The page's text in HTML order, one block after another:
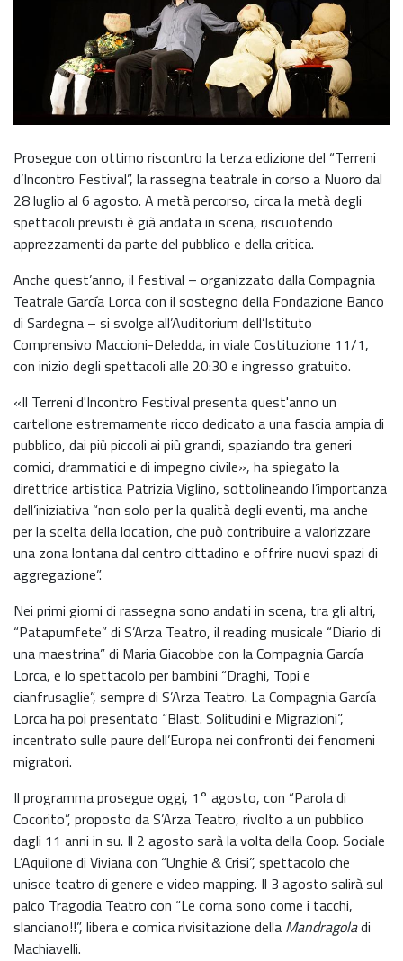
Prosegue con ottimo riscontro la terza edizione del “Terreni
d’Incontro Festival”, la rassegna teatrale in corso a Nuoro dal
28 luglio al 6 agosto. A metà percorso, circa la metà degli
spettacoli previsti è già andata in scena, riscuotendo
apprezzamenti da parte del pubblico e della critica.
Anche quest’anno, il festival – organizzato dalla Compagnia
Teatrale García Lorca con il sostegno della Fondazione Banco
di Sardegna – si svolge all’Auditorium dell’Istituto
Comprensivo Maccioni-Deledda, in viale Costituzione 11/1,
con inizio degli spettacoli alle 20:30 e ingresso gratuito.
«Il Terreni d'Incontro Festival presenta quest'anno un
cartellone estremamente ricco dedicato a una fascia ampia di
pubblico, dai più piccoli ai più grandi, spaziando tra generi
comici, drammatici e di impegno civile», ha spiegato la
direttrice artistica Patrizia Viglino, sottolineando l’importanza
dell’iniziativa “non solo per la qualità degli eventi, ma anche
per la scelta della location, che può contribuire a valorizzare
una zona lontana dal centro cittadino e offrire nuovi spazi di
aggregazione”.
Nei primi giorni di rassegna sono andati in scena, tra gli altri,
“Patapumfete” di S’Arza Teatro, il reading musicale “Diario di
una maestrina” di Maria Giacobbe con la Compagnia García
Lorca, e lo spettacolo per bambini “Draghi, Topi e
cianfrusaglie”, sempre di S’Arza Teatro. La Compagnia García
Lorca ha poi presentato “Blast. Solitudini e Migrazioni”,
incentrato sulle paure dell’Europa nei confronti dei fenomeni
migratori.
Il programma prosegue oggi, 1° agosto, con “Parola di
Cocorito”, proposto da S’Arza Teatro, rivolto a un pubblico
dagli 11 anni in su. Il 2 agosto sarà la volta della Coop. Sociale
L’Aquilone di Viviana con “Unghie & Crisi”, spettacolo che
unisce teatro di genere e video mapping. Il 3 agosto salirà sul
palco Tragodia Teatro con “Le corna sono come i tacchi,
slanciano!!”, libera e comica rivisitazione della Mandragoladi
Machiavelli.